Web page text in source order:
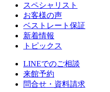
スペシャリスト
お客様の声
ベストレート保証
新着情報
トピックス
LINEでのご相談
来館予約
問合せ・資料請求